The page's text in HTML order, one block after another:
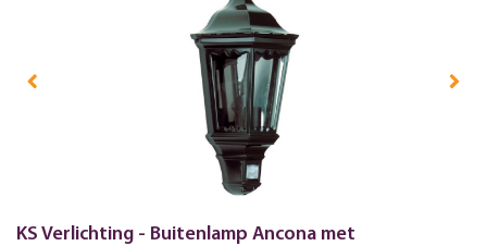
KS Verlichting - Buitenlamp Ancona met